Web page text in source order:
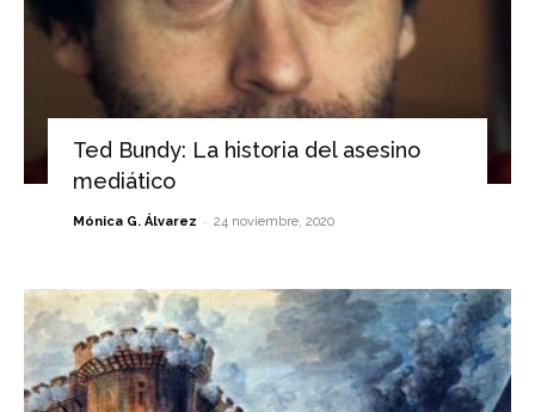
Ted Bundy: La historia del asesino
mediático
Mónica G. Álvarez - 24 noviembre, 2020